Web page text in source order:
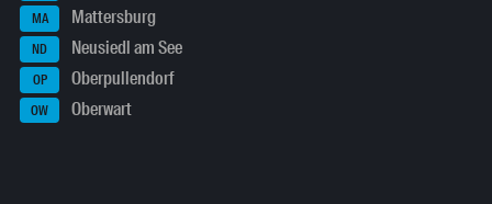
MA Mattersburg
ND Neusiedl am See
OP Oberpullendorf
OW Oberwart